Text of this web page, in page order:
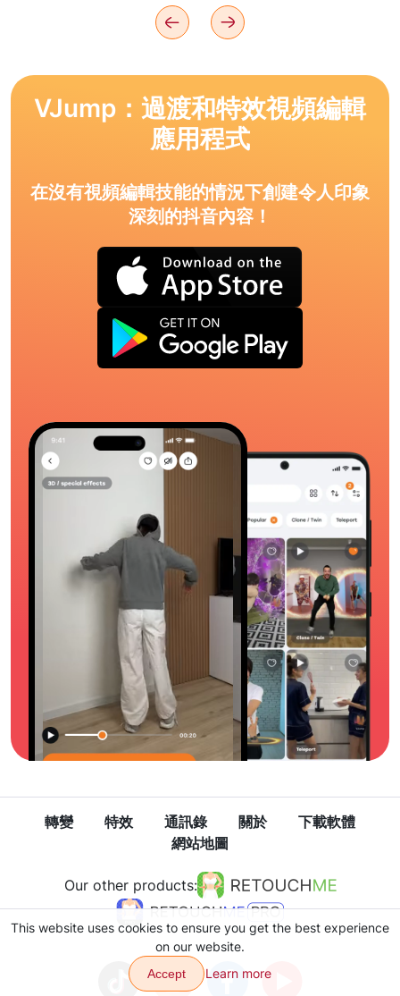
VJump：過渡和特效視頻編輯
應用程式
在沒有視頻編輯技能的情況下創建令人印象
深刻的抖音內容！
轉變 特效 通訊錄 關於
下載軟體
網站地圖
Our other products:
This website uses cookies to ensure you get the best experience
on our website.
Accept Learn more